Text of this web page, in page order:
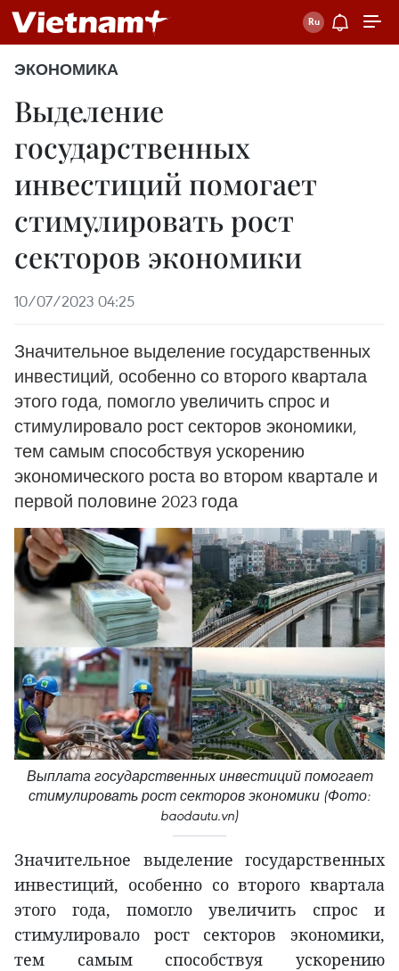
ЭКОНОМИКА
Выделение
государственных
инвестиций помогает
стимулировать рост
секторов экономики
10/07/2023 04:25
Значительное выделение государственных
инвестиций, особенно со второго квартала
этого года, помогло увеличить спрос и
стимулировало рост секторов экономики,
тем самым способствуя ускорению
экономического роста во втором квартале и
первой половине 2023 года
Выплата государственных инвестиций помогает
стимулировать рост секторов экономики (Фото:
baodautu.vn)
Значительное выделение государственных
инвестиций, особенно со второго квартала
этого года, помогло увеличить спрос и
стимулировало рост секторов экономики,
тем самым способствуя ускорению